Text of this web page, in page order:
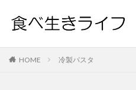
HOME 冷製パスタ